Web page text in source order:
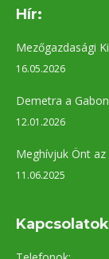
Hír:
Mezőgazdasági
16.05.2026
Demetra a
12.01.2026
Meghívjuk Önt
11.06.2025